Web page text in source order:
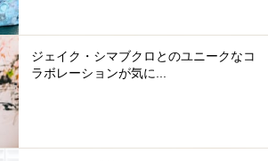
ジェイク・シマブクロとのユニークなコ
ラボレーションが気に...